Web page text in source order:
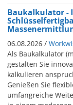
Baukalkulator -
06.08.2026 /
Als Baukalkulator
gestalten Sie
kalkulieren
Genießen Sie
umfangreiche